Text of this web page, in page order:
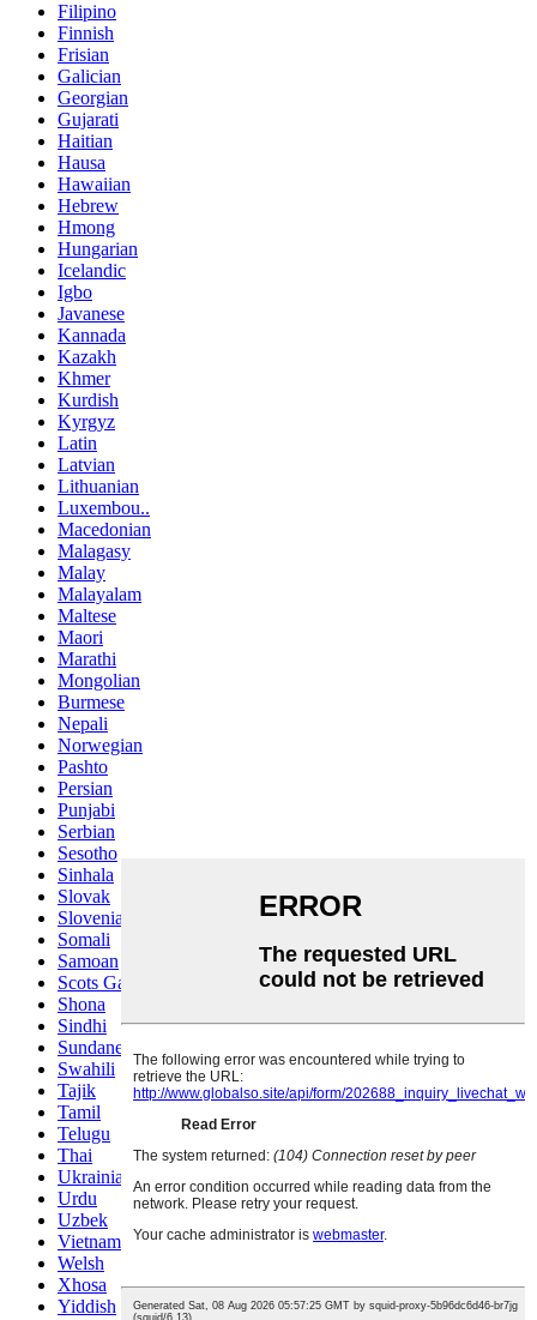
Filipino
Finnish
Frisian
Galician
Georgian
Gujarati
Haitian
Hausa
Hawaiian
Hebrew
Hmong
Hungarian
Icelandic
Igbo
Javanese
Kannada
Kazakh
Khmer
Kurdish
Kyrgyz
Latin
Latvian
Lithuanian
Luxembou..
Macedonian
Malagasy
Malay
Malayalam
Maltese
Maori
Marathi
Mongolian
Burmese
Nepali
Norwegian
Pashto
Persian
Punjabi
Serbian
Sesotho
Sinhala
Slovak
Slovenian
Somali
Samoan
Scots Gaelic
Shona
Sindhi
Sundanese
Swahili
Tajik
Tamil
Telugu
Thai
Ukrainian
Urdu
Uzbek
Vietnamese
Welsh
Xhosa
Yiddish